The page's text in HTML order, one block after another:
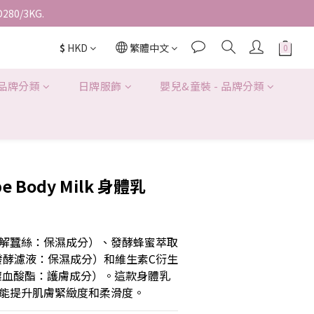
3KG.
$ HKD 繁體中文
牌分類 日牌服飾 嬰兒&童裝 - 品牌分類
Body Milk 身體乳
蠶絲：保濕成分）、發酵蜂蜜萃取
濾液：保濕成分）和維生素C衍生
酸酯：護膚成分）。這款身體乳
提升肌膚緊緻度和柔滑度。